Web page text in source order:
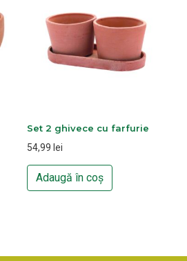
Set 2 ghivece cu farfurie
54,99 lei
Adaugă în coș